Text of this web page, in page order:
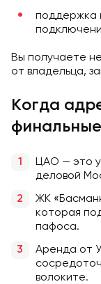
поддержка
Вы получаете
от владельца,
Когда
ЦАО — это
деловой
ЖК
которая
пафоса.
Аренда от
волоките.